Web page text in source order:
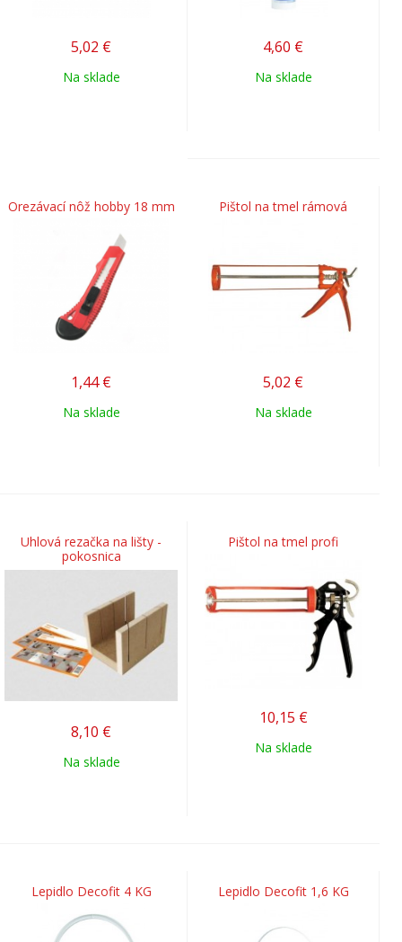
5,02 €
Na sklade
4,60 €
Na sklade
Orezávací nôž hobby 18 mm
1,44 €
Na sklade
Pištol na tmel rámová
5,02 €
Na sklade
Uhlová rezačka na lišty -
pokosnica
8,10 €
Na sklade
Pištol na tmel profi
10,15 €
Na sklade
Lepidlo Decofit 4 KG Lepidlo Decofit 1,6 KG